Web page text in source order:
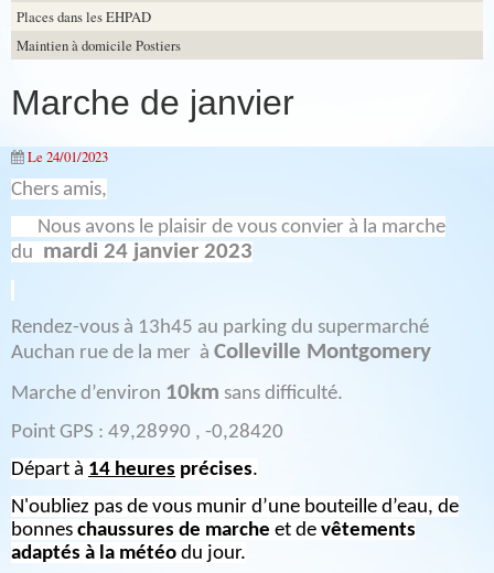
Places dans les EHPAD
Maintien à domicile Postiers
Marche de janvier
Le 24/01/2023
Chers amis,
Nous avons le plaisir de vous convier à la marche
du mardi 24 janvier 2023
Rendez-vous à 13h45 au parking du supermarché
Auchan rue de la mer à Colleville Montgomery
Marche d’environ 10km sans difficulté.
Point GPS : 49,28990 , -0,28420
Départ à 14 heures précises.
N'oubliez pas de vous munir d’une bouteille d’eau, de
bonnes chaussures de marche et de vêtements
adaptés à la météo du jour.